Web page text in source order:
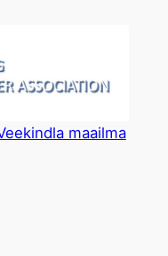
maailma